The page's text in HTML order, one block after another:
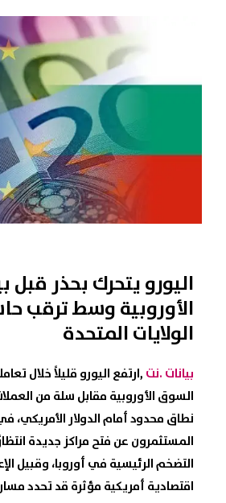
اليورو يتحرك بحذر قبل
الأوروبية وسط ترقب
الولايات المتحدة
بيانات .نت ,ارتفع اليورو قليلاً خلال
السوق الأوروبية مقابل سلة من
نطاق محدود أمامالدولار الأمريكي،
المستثمرون عن فتح مراكز جديدة
التضخمالرئيسية في أوروبا، وقبيل
اقتصادية أمريكية مؤثرة قد تحدد